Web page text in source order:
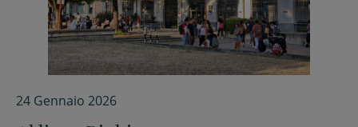
24 Gennaio 2026